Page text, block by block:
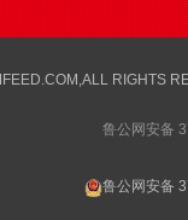
RIGHTS
鲁公网安备
鲁公网安备